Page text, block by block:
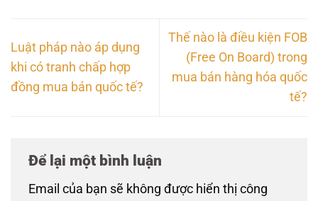
Luật pháp nào áp dụng
khi có tranh chấp hợp
đồng mua bán quốc tế?
Thế nào là điều kiện FOB
(Free On Board) trong
mua bán hàng hóa quốc
tế?
Để lại một bình luận
Email của bạn sẽ không được hiển thị công